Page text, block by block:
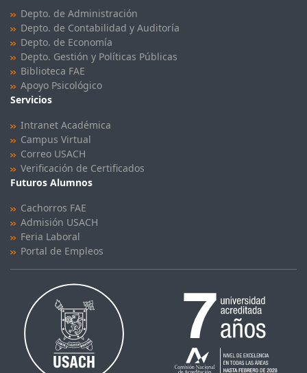
Depto. de Administración
Depto. de Contabilidad y Auditoría
Depto. de Economía
Depto. Gestión y Políticas Públicas
Biblioteca FAE
Apoyo Psicológico
Servicios
Intranet Académica
Campus Virtual
Correo USACH
Verificación de Certificados
Futuros Alumnos
Cachorros FAE
Admisión USACH
Feria Laboral
Portal de Empleos